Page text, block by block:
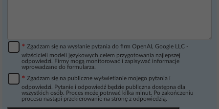
* Zgadzam się na wysłanie pytania do firm OpenAI, Google LLC -
właścicieli modeli językowych celem przygotowania najlepszej
odpowiedzi. Firmy mogą monitorować i zapisywać informacje
wprowadzane do formularza.
* Zgadzam się na publiczne wyświetlanie mojego pytania i
odpowiedzi. Pytanie i odpowiedź będzie publiczna dostępna dla
wszystkich osób. Proces może potrwać kilka minut. Po zakończeniu
procesu nastąpi przekierowanie na stronę z odpowiedzią.